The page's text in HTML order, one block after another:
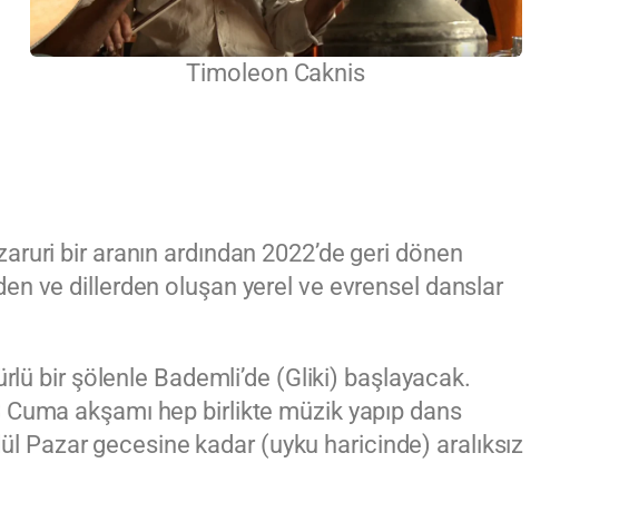
Timoleon Caknis
bir aranın ardından 2022’de geri dönen
ve dillerden oluşan yerel ve evrensel danslar
bir şölenle Bademli’de (Gliki) başlayacak.
akşamı hep birlikte müzik yapıp dans
Pazar gecesine kadar (uyku haricinde) aralıksız